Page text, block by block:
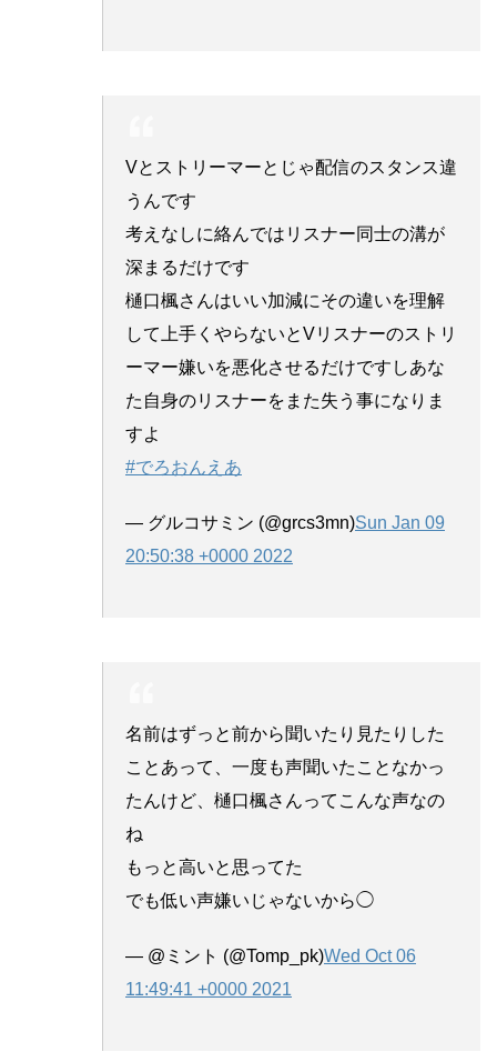
Vとストリーマーとじゃ配信のスタンス違
うんです
考えなしに絡んではリスナー同士の溝が
深まるだけです
樋口楓さんはいい加減にその違いを理解
して上手くやらないとVリスナーのストリ
ーマー嫌いを悪化させるだけですしあな
た自身のリスナーをまた失う事になりま
すよ
#でろおんえあ
— グルコサミン (@grcs3mn)Sun Jan 09
20:50:38 +0000 2022
名前はずっと前から聞いたり見たりした
ことあって、一度も声聞いたことなかっ
たんけど、樋口楓さんってこんな声なの
ね
もっと高いと思ってた
でも低い声嫌いじゃないから◯
— @ミント (@Tomp_pk)Wed Oct 06
11:49:41 +0000 2021